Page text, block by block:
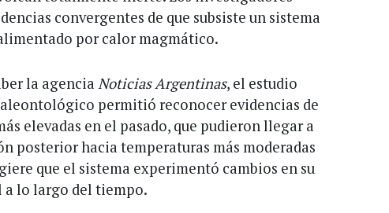
convergentes de que subsiste un sistema
por calor magmático.
la agencia Noticias Argentinas, el estudio
permitió reconocer evidencias de
elevadas en el pasado, que pudieron llegar a
posterior hacia temperaturas más moderadas
que el sistema experimentó cambios en su
lo largo del tiempo.